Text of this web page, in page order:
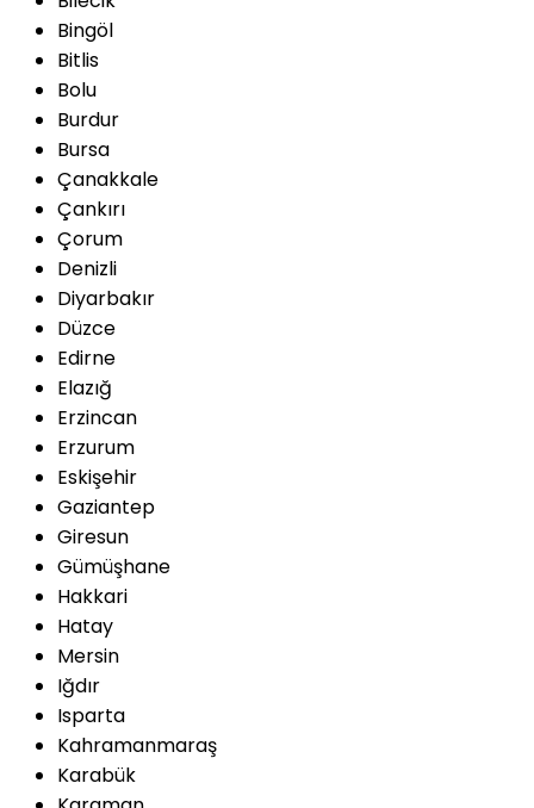
Bingöl
Bitlis
Bolu
Burdur
Bursa
Çanakkale
Çankırı
Çorum
Denizli
Diyarbakır
Düzce
Edirne
Elazığ
Erzincan
Erzurum
Eskişehir
Gaziantep
Giresun
Gümüşhane
Hakkari
Hatay
Mersin
Iğdır
Isparta
Kahramanmaraş
Karabük